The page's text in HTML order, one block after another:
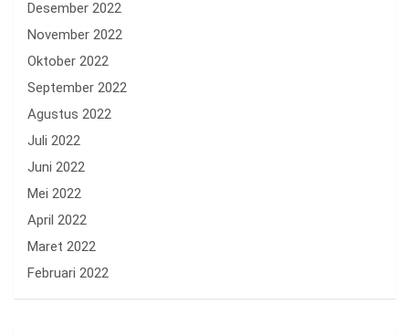
Desember 2022
November 2022
Oktober 2022
September 2022
Agustus 2022
Juli 2022
Juni 2022
Mei 2022
April 2022
Maret 2022
Februari 2022